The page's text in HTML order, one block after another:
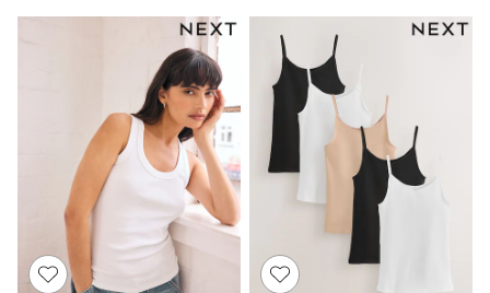
Sun Hats & Caps
Sunglasses
Baby Holiday Shop
Baby Summer Nightwear
Occasionwear
Dresses
Sets & Outfits
Rompers
Sandals
Swimwear
Sun Hats & Caps
Mens' Holiday Shop
Occasionwear
Shirts